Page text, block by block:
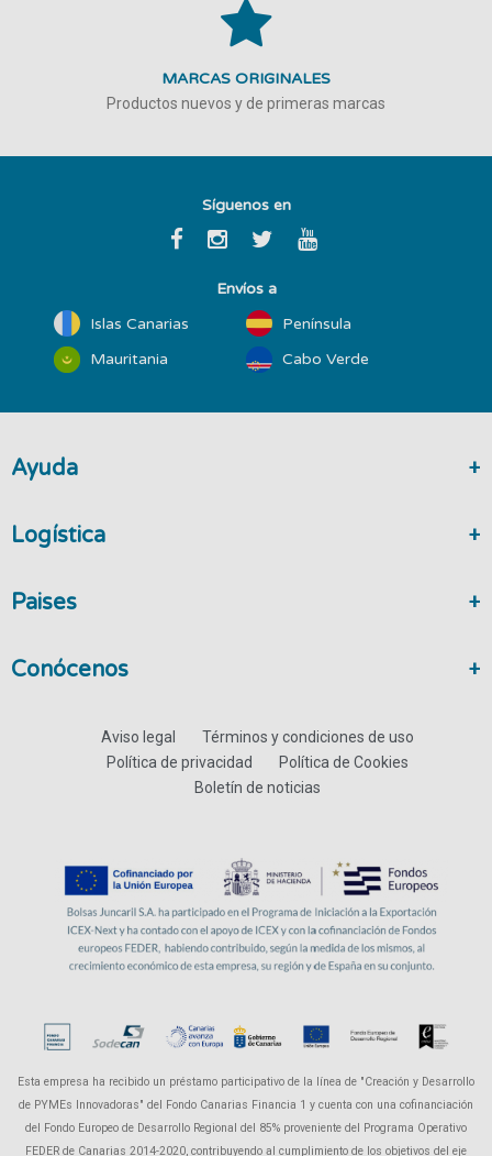
MARCAS ORIGINALES
Productos nuevos y de primeras marcas
Síguenos en
Envíos a
Islas Canarias
Península
Mauritania
Cabo Verde
Ayuda
Logística
Paises
Conócenos
Aviso legal
Términos y condiciones de uso
Política de privacidad
Política de Cookies
Boletín de noticias
Esta empresa ha recibido un préstamo participativo de la línea de "Creación y Desarrollo
de PYMEs Innovadoras" del Fondo Canarias Financia 1 y cuenta con una cofinanciación
del Fondo Europeo de Desarrollo Regional del 85% proveniente del Programa Operativo
FEDER de Canarias 2014-2020, contribuyendo al cumplimiento de los objetivos del eje